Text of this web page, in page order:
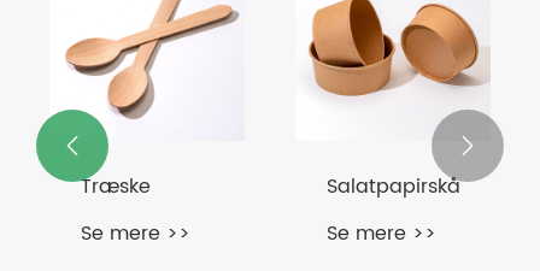
Træske
Se mere >>
Salatpapirskål
Se mere >>
 